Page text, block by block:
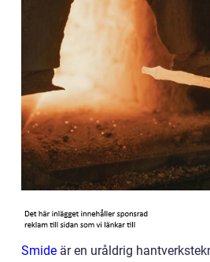
Smide är en uråldrig